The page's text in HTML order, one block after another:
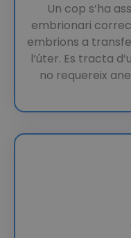
Un cop s’ha
embrionari
embrions a
l’úter. Es tracta
no requereix